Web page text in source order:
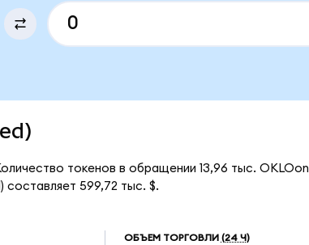
токенов в обращении 13,96 тыс. OKLOon
составляет 599,72 тыс. $.
ОБЪЕМ ТОРГОВЛИ (24 Ч)